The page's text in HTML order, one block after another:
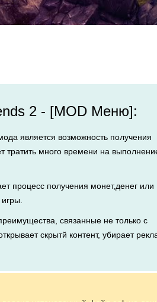
2 - [MOD Меню]:
является возможность получения
тратить много времени на
процесс получения монет,денег или
связанные не только с
скрытй контент, убирает